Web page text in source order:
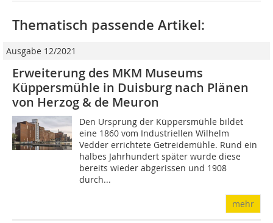
Thematisch passende Artikel:
Ausgabe 12/2021
Erweiterung des MKM Museums
Küppersmühle in Duisburg nach Plänen
von Herzog & de Meuron
Den Ursprung der Küppersmühle bildet
eine 1860 vom Industriellen Wilhelm
Vedder errichtete Getreidemühle. Rund ein
halbes Jahrhundert später wurde diese
bereits wieder abgerissen und 1908
durch...
mehr